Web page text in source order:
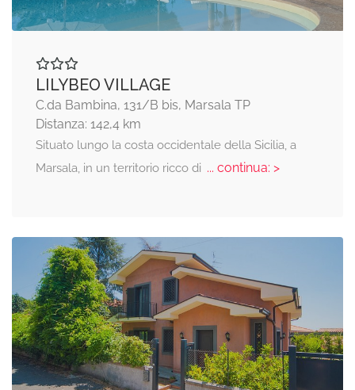
LILYBEO VILLAGE
C.da Bambina, 131/B bis, Marsala TP
Distanza: 142,4 km
Situato lungo la costa occidentale della Sicilia, a
Marsala, in un territorio ricco di ... continua: >